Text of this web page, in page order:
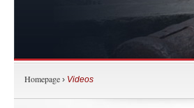
Homepage › Videos